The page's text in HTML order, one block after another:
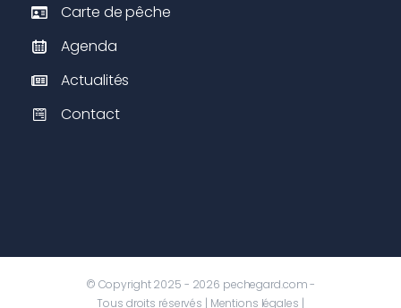
Carte de pêche
Agenda
Actualités
Contact
© Copyright 2025 - 2026 pechegard.com -
Tous droits réservés | Mentions légales |